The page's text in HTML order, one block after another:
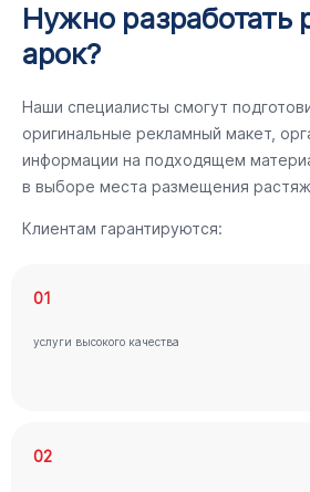
Нужно разработать
арок?
Наши специалисты смогут
оригинальные рекламный макет,
информации на подходящем
в выборе места размещения
Клиентам гарантируются:
01
услуги высокого качества
02